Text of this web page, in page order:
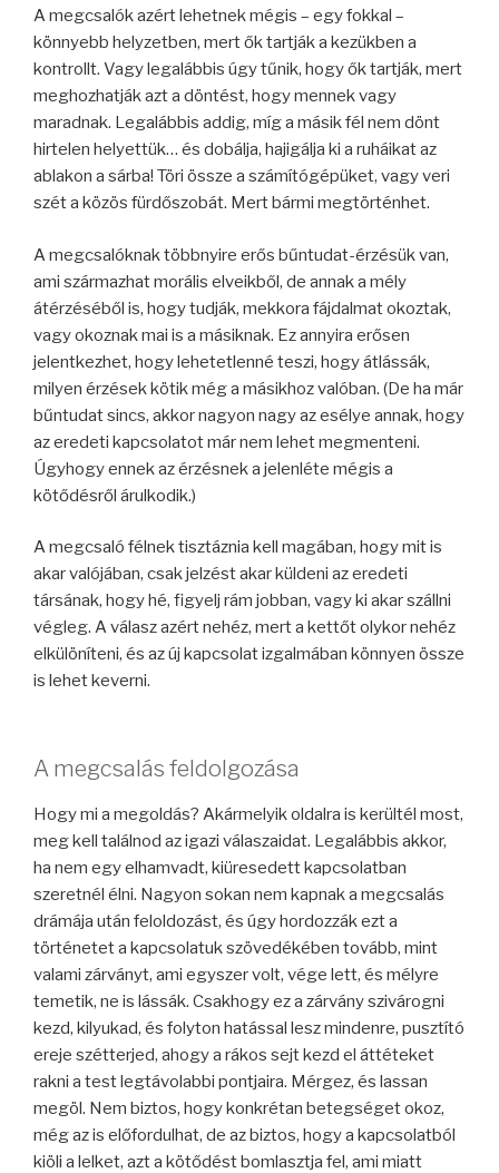
A megcsalók azért lehetnek mégis – egy fokkal –
könnyebb helyzetben, mert ők tartják a kezükben a
kontrollt. Vagy legalábbis úgy tűnik, hogy ők tartják, mert
meghozhatják azt a döntést, hogy mennek vagy
maradnak. Legalábbis addig, míg a másik fél nem dönt
hirtelen helyettük… és dobálja, hajigálja ki a ruháikat az
ablakon a sárba! Töri össze a számítógépüket, vagy veri
szét a közös fürdőszobát. Mert bármi megtörténhet.
A megcsalóknak többnyire erős bűntudat-érzésük van,
ami származhat morális elveikből, de annak a mély
átérzéséből is, hogy tudják, mekkora fájdalmat okoztak,
vagy okoznak mai is a másiknak. Ez annyira erősen
jelentkezhet, hogy lehetetlenné teszi, hogy átlássák,
milyen érzések kötik még a másikhoz valóban. (De ha már
bűntudat sincs, akkor nagyon nagy az esélye annak, hogy
az eredeti kapcsolatot már nem lehet megmenteni.
Úgyhogy ennek az érzésnek a jelenléte mégis a
kötődésről árulkodik.)
A megcsaló félnek tisztáznia kell magában, hogy mit is
akar valójában, csak jelzést akar küldeni az eredeti
társának, hogy hé, figyelj rám jobban, vagy ki akar szállni
végleg. A válasz azért nehéz, mert a kettőt olykor nehéz
elkülöníteni, és az új kapcsolat izgalmában könnyen össze
is lehet keverni.
A megcsalás feldolgozása
Hogy mi a megoldás? Akármelyik oldalra is kerültél most,
meg kell találnod az igazi válaszaidat. Legalábbis akkor,
ha nem egy elhamvadt, kiüresedett kapcsolatban
szeretnél élni. Nagyon sokan nem kapnak a megcsalás
drámája után feloldozást, és úgy hordozzák ezt a
történetet a kapcsolatuk szövedékében tovább, mint
valami zárványt, ami egyszer volt, vége lett, és mélyre
temetik, ne is lássák. Csakhogy ez a zárvány szivárogni
kezd, kilyukad, és folyton hatással lesz mindenre, pusztító
ereje szétterjed, ahogy a rákos sejt kezd el áttéteket
rakni a test legtávolabbi pontjaira. Mérgez, és lassan
megöl. Nem biztos, hogy konkrétan betegséget okoz,
még az is előfordulhat, de az biztos, hogy a kapcsolatból
kiöli a lelket, azt a kötődést bomlasztja fel, ami miatt